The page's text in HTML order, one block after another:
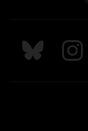
Suivez nous